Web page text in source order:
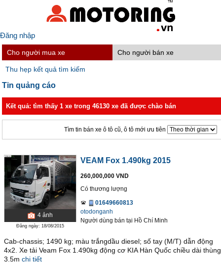
Đăng nhập
Cho người mua xe Cho người bán xe
Thu hẹp kết quả tìm kiếm
Tin quảng cáo
Kết quả: tìm thấy 1 xe trong 46130 xe đã được chào bán
Tìm tin bán xe ô tô cũ, ô tô mới ưu tiên
4 ảnh
Đăng ngày: 18/08/2015
VEAM Fox 1.490kg 2015
260,000,000 VND
Có thương lượng
01649660813
otodonganh
Người dùng bán tại Hồ Chí Minh
Cab-chassis; 1490 kg; màu trắngdầu diesel; số tay (M/T) dẫn động
4x2. Xe tải Veam Fox 1.490kg động cơ KIA Hàn Quốc chiều dài thùng
3.5m chi tiết